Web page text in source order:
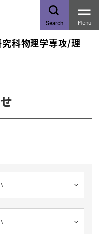
科物理学専攻/理
Search Menu